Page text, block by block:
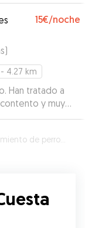
15€/noche
)
- 4.27 km
Han tratado a
y muy
Repetiré
de perros en La Cuesta